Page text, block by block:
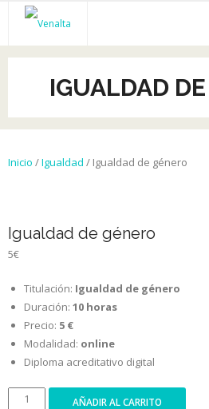
Inicio
Venalta
Cursos online
Empleo
Empresas
IGUALDAD
Inicio /Igualdad / Igualdad de género
Igualdad de género
5€
Titulación: Igualdad de género
Duración: 10 horas
Precio: 5 €
Modalidad: online
Diploma acreditativo digital
AÑADIR AL CARRITO